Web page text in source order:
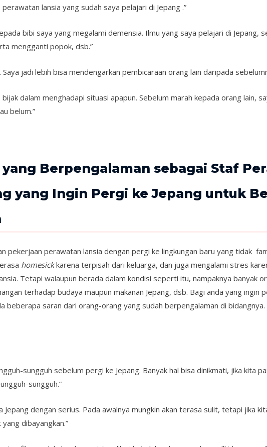
lansia yang sudah saya pelajari di Jepang .”
bibi saya yang megalami demensia. Ilmu yang saya pelajari di Jepang,
mengganti popok, dsb.”
jadi lebih bisa mendengarkan pembicaraan orang lain daripada
dalam menghadapi situasi apapun. Sebelum marah kepada orang lain,
belum.”
Berpengalaman sebagai Staf
yang Ingin Pergi ke Jepang untuk
pekerjaan perawatan lansia dengan pergi ke lingkungan baru yang tidak
homesickkarena terpisah dari keluarga, dan juga mengalami stres
Tetapi walaupun berada dalam kondisi seperti itu, nampaknya banyak
terhadap budaya maupun makanan Jepang, dsb. Bagi anda yang ingin
beberapa saran dari orang-orang yang sudah berpengalaman di bidangnya.
sungguh sebelum pergi ke Jepang. Banyak hal bisa dinikmati, jika kita
sungguh.”
Jepang dengan serius. Pada awalnya mungkin akan terasa sulit, tetapi jika
dibayangkan.”